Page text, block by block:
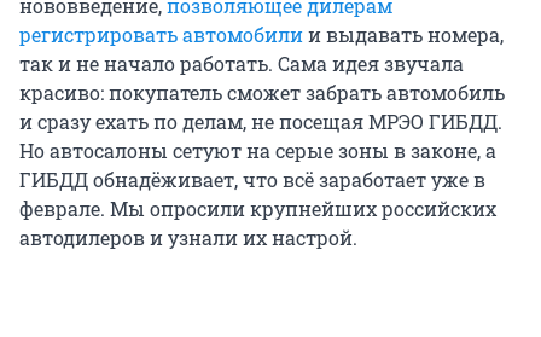
регистрировать автомобилии выдавать номера,
так и не начало работать. Сама идея звучала
красиво: покупатель сможет забрать автомобиль
и сразу ехать по делам, не посещая МРЭО ГИБДД.
Но автосалоны сетуют на серые зоны в законе, а
ГИБДД обнадёживает, что всё заработает уже в
феврале. Мы опросили крупнейших российских
автодилеров и узнали их настрой.